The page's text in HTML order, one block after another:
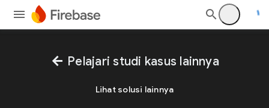
arrow_back Pelajari studi kasus lainnya
Lihat solusi lainnya